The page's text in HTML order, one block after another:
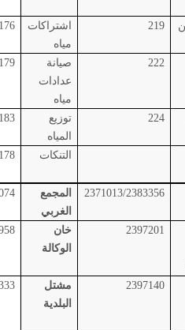
219
اشتراكات
مياه
222
صيانة
عدادات
مياه
224
توزيع
المياه
التنكات
2371013/2383356
المجمع
الغربي
2397201
خان
الوكالة
2397140
مشتل
البلدية